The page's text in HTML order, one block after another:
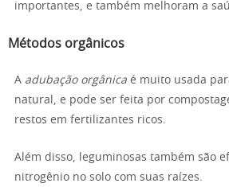
importantes, e também melhoram a
Métodos orgânicos
A adubação orgânica é muito usada
natural, e pode ser feita por
restos em fertilizantes ricos.
Além disso, leguminosas também são
nitrogênio no solo com suas raízes.